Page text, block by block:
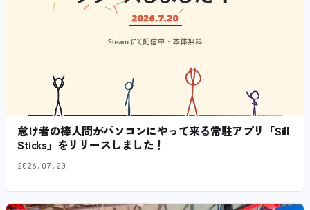
怠け者の棒人間がパソコンにやって来る常駐アプリ「Sill
Sticks」をリリースしました！
2026.07.20